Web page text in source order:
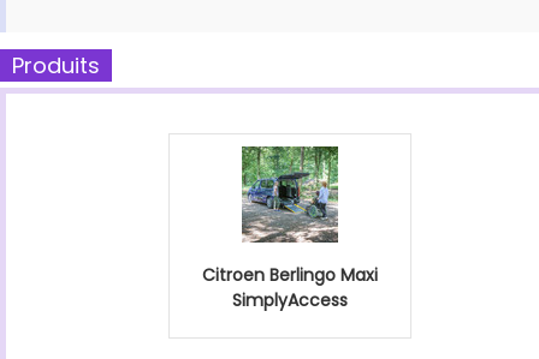
Produits
Citroen Berlingo Maxi
SimplyAccess